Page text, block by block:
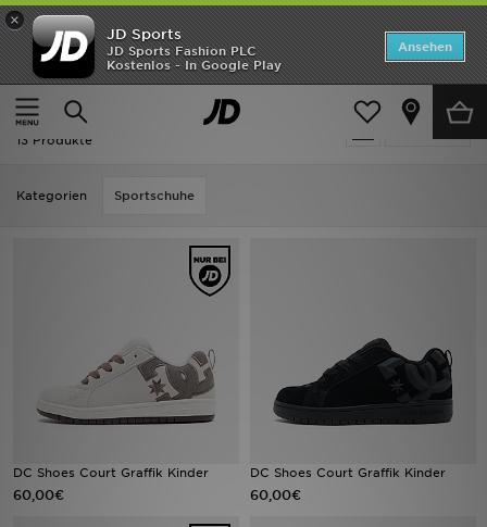
×
JD Sports
JD Sports Fashion PLC
Kostenlos - In Google Play
Ansehen
Startseite
DC Shoes
verfeinern
DC Shoes
13 Produkte
Kategorien Sportschuhe
DC Shoes Court Graffik Kinder
60,00€
DC Shoes Court Graffik Kinder
60,00€
Startseite
ANGEBOTE
Marken
Bestsellers